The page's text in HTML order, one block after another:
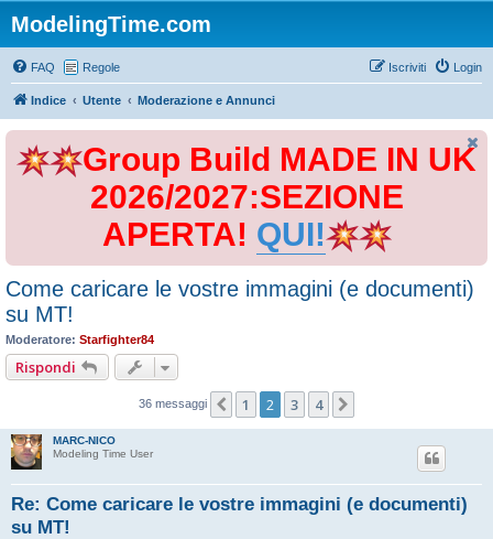
ModelingTime.com
FAQ Regole Login
Iscriviti
Indice Utente Moderazione e Annunci
Group Build MADE IN UK
2026/2027:SEZIONE
APERTA! QUI!
Come caricare le vostre immagini (e documenti)
su MT!
Moderatore: Starfighter84
Rispondi
36 messaggi Precedente
1 2 3 4
MARC-NICO
Modeling Time User
Re: Come caricare le vostre immagini (e documenti)
su MT!